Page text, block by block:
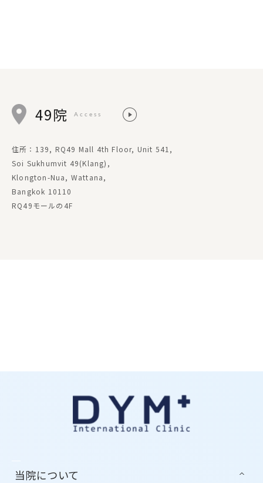
49院 Access
住所：139, RQ49 Mall 4th Floor, Unit 541,
Soi Sukhumvit 49(Klang),
Klongton-Nua, Wattana,
Bangkok 10110
RQ49モールの4F
当院について